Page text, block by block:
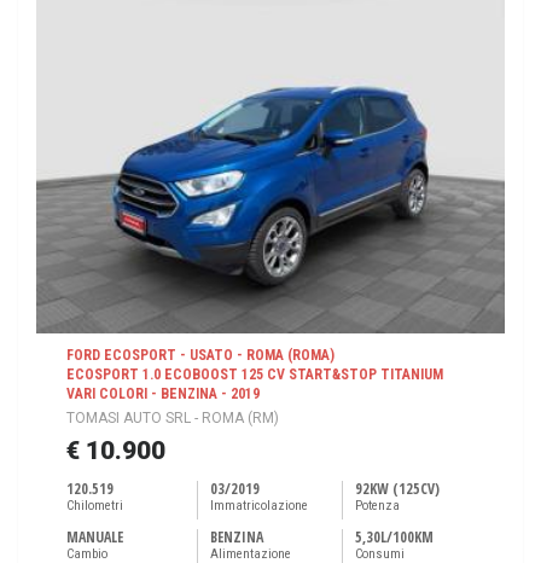
FORD ECOSPORT - USATO - ROMA (ROMA)
ECOSPORT 1.0 ECOBOOST 125 CV START&STOP TITANIUM
VARI COLORI - BENZINA - 2019
TOMASI AUTO SRL - ROMA (RM)
€ 10.900
120.519
Chilometri
03/2019
Immatricolazione
92KW (125CV)
Potenza
MANUALE
Cambio
BENZINA
Alimentazione
5,30L/100KM
Consumi